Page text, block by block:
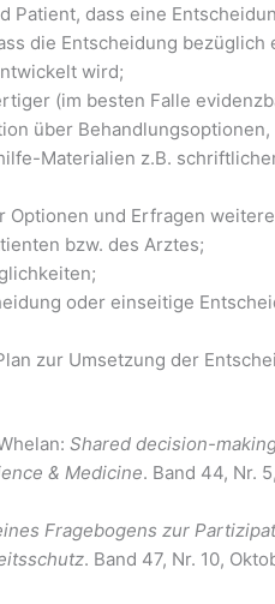
Patient, dass eine
die Entscheidung
wird;
(im besten Falle
über
Materialien z.B.
Optionen und Erfragen
bzw. des Arztes;
oder einseitige
zur Umsetzung der
Shared decision-
& Medicine. Band 44, Nr.
Fragebogens zur
. Band 47, Nr. 10,